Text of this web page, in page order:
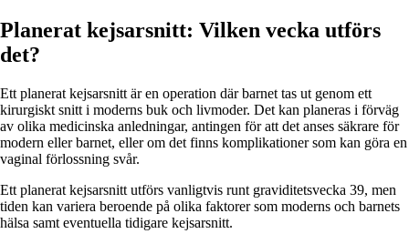
Planerat kejsarsnitt: Vilken vecka utförs
det?
Ett planerat kejsarsnitt är en operation där barnet tas ut genom ett
kirurgiskt snitt i moderns buk och livmoder. Det kan planeras i förväg
av olika medicinska anledningar, antingen för att det anses säkrare för
modern eller barnet, eller om det finns komplikationer som kan göra en
vaginal förlossning svår.
Ett planerat kejsarsnitt utförs vanligtvis runt graviditetsvecka 39, men
tiden kan variera beroende på olika faktorer som moderns och barnets
hälsa samt eventuella tidigare kejsarsnitt.